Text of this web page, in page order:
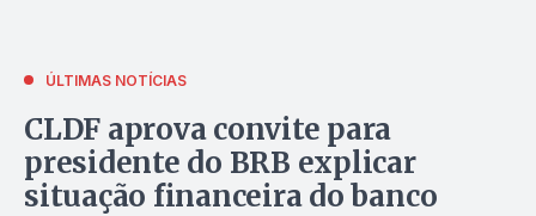
ÚLTIMAS NOTÍCIAS
CLDF aprova convite para
presidente do BRB explicar
situação financeira do banco